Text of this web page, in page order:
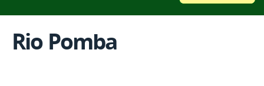
Rio Pomba